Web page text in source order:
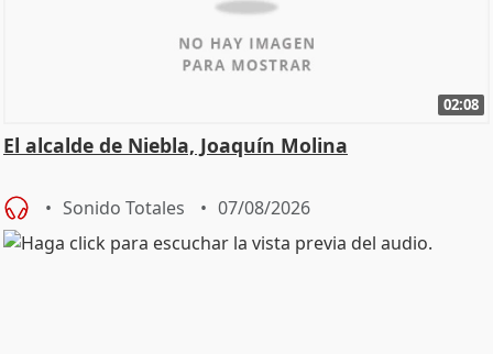
02:08
El alcalde de Niebla, Joaquín Molina
Sonido Totales 07/08/2026